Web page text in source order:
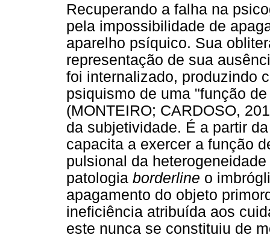
Recuperando a falha na
pela impossibilidade de
aparelho psíquico. Sua
representação de sua
foi internalizado, produzindo
psiquismo de uma "função
(MONTEIRO; CARDOSO,
da subjetividade. É a partir
capacita a exercer a função
pulsional da
patologia borderline o
apagamento do objeto
ineficiência atribuída aos
este nunca se constituiu de